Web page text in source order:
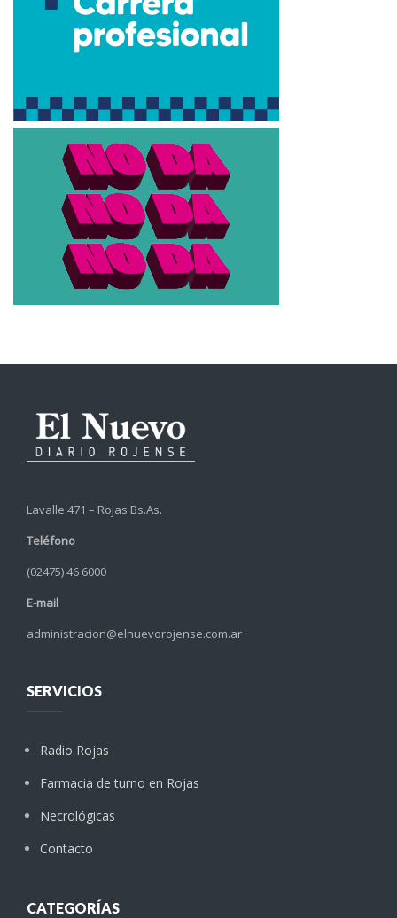
Lavalle 471 – Rojas Bs.As.
Teléfono
(02475) 46 6000
E-mail
administracion@elnuevorojense.com.ar
SERVICIOS
Radio Rojas
Farmacia de turno en Rojas
Necrológicas
Contacto
CATEGORÍAS